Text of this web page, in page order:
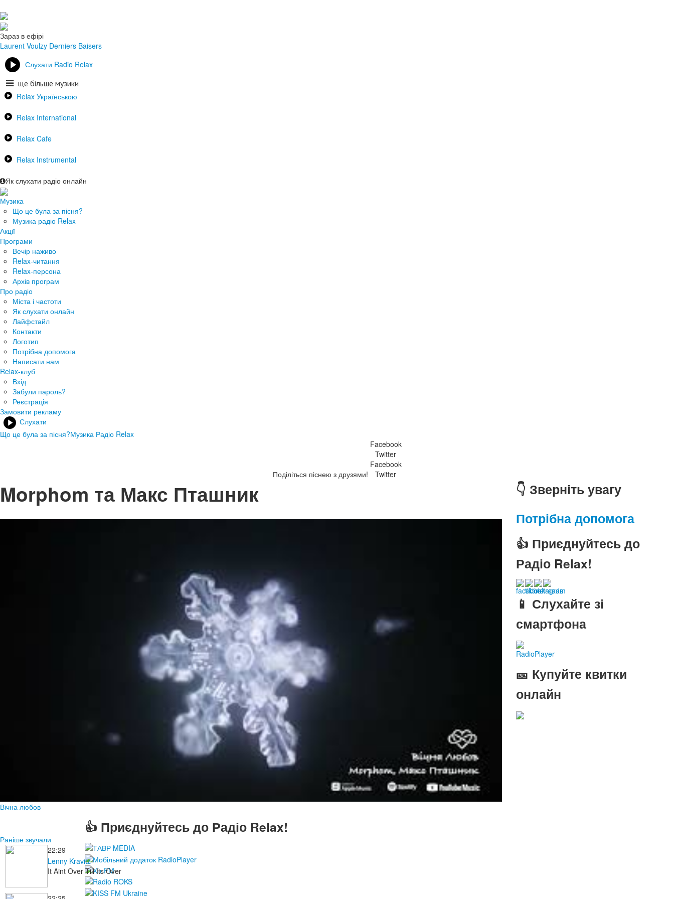
Зараз в ефірі
Laurent Voulzy Derniers Baisers
Раніше звучали
22:29
Lenny Kravitz
It Aint Over Till Its Over
Слухати Radio Relax
ще більше музики
Relax Українською
Relax International
Relax Cafe
Relax Instrumental
Як слухати радіо онлайн
Музика
Що це була за пісня?
Музика радіо Relax
Акції
Програми
Вечір наживо
Relax-читання
Relax-персона
Архів програм
Про радіо
Міста і частоти
Як слухати онлайн
Лайфстайл
Контакти
Логотип
Потрібна допомога
Написати нам
Relax-клуб
Вхід
Забули пароль?
Реєстрація
Замовити рекламу
Слухати
Що це була за пісня?Музика Радіо Relax
Поділіться піснею з друзями!
Facebook
Twitter
Facebook
Twitter
Morphom та Макс Пташник
Вічна любов
👇 Зверніть увагу
Потрібна допомога
👍 Приєднуйтесь до
Радіо Relax!
📱 Слухайте зі
смартфона
RadioPlayer
🎫 Купуйте квитки
онлайн
👍 Приєднуйтесь до Радіо Relax!